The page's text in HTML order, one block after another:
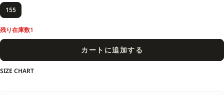
155
残り在庫数1
カートに追加する
SIZE CHART